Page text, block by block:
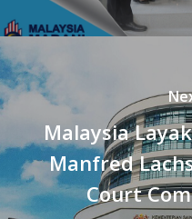
Malaysia
Manfred
Court